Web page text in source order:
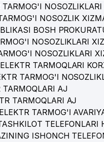
NOSOZLIK
BOSH
NOSOZLIKLARI
NOSOZLIKLARI
TARMOQLARI
TARMOG'I
TARMOQLARI AJ
TARMOQLARI AJ
TARMOG'I
TELEFONLARI
ISHONCH